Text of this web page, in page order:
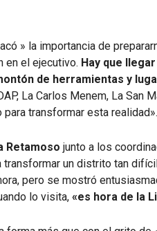
» la importancia de
en el ejecutivo. Hay que
de herramientas y
La Carlos Menem, La San
transformar esta realidad».
Retamoso junto a los
un distrito tan
pero se mostró
lo visita, «es hora de la